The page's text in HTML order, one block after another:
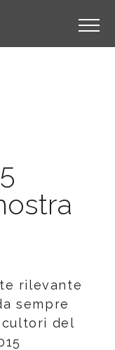
rilevante
sempre
del